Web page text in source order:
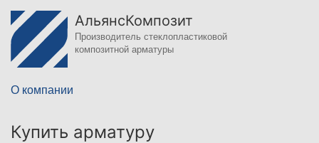
АльянсКомпозит
Производитель стеклопластиковой
композитной арматуры
О компании
Купить арматуру